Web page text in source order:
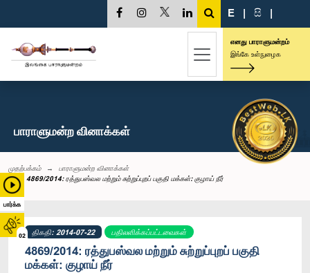
பார்க்க
02
E | සි |
எனது பாராளுமன்றம்
இங்கே உள்நுழைக
பாராளுமன்ற வினாக்கள்
முதற்பக்கம்
பாராளுமன்ற வினாக்கள்
4869/2014: ரத்துபஸ்வல மற்றும் சுற்றுப்புறப் பகுதி மக்கள்: குழாய் நீர்
திகதி: 2014-07-22 பதிலளிக்கப்பட்டவைகள்
4869/2014: ரத்துபஸ்வல மற்றும் சுற்றுப்புறப் பகுதி
மக்கள்: குழாய் நீர்